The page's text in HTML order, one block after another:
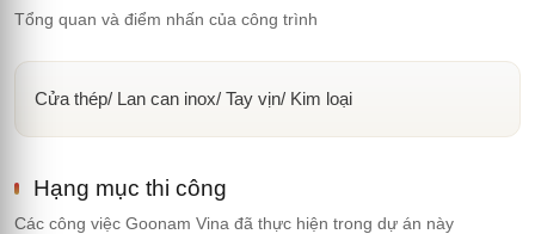
Tổng quan và điểm nhấn của công trình
Cửa thép/ Lan can inox/ Tay vịn/ Kim loại
Hạng mục thi công
Các công việc Goonam Vina đã thực hiện trong dự án này